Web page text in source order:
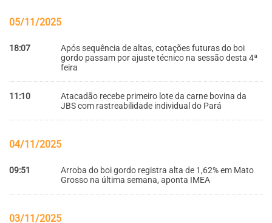
05/11/2025
18:07
Após sequência de altas, cotações futuras do boi
gordo passam por ajuste técnico na sessão desta 4ª
feira
11:10
Atacadão recebe primeiro lote da carne bovina da
JBS com rastreabilidade individual do Pará
04/11/2025
09:51
Arroba do boi gordo registra alta de 1,62% em Mato
Grosso na última semana, aponta IMEA
03/11/2025